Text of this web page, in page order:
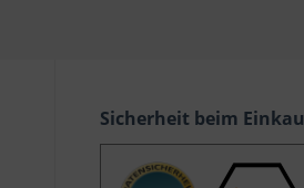
Sicherheit beim